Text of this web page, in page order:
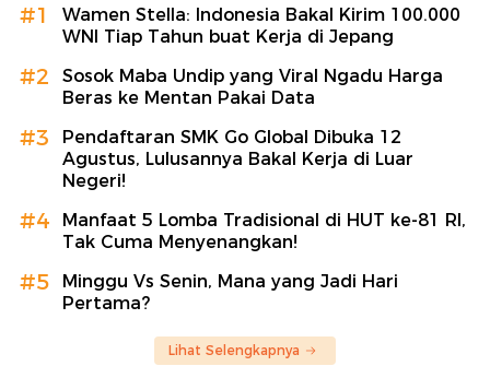
#1
Wamen Stella: Indonesia Bakal Kirim 100.000
WNI Tiap Tahun buat Kerja di Jepang
#2
Sosok Maba Undip yang Viral Ngadu Harga
Beras ke Mentan Pakai Data
#3
Pendaftaran SMK Go Global Dibuka 12
Agustus, Lulusannya Bakal Kerja di Luar
Negeri!
#4
Manfaat 5 Lomba Tradisional di HUT ke-81 RI,
Tak Cuma Menyenangkan!
#5
Minggu Vs Senin, Mana yang Jadi Hari
Pertama?
Lihat Selengkapnya